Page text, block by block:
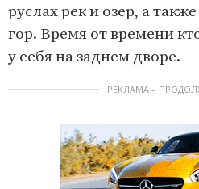
руслах рек и озер, а
гор. Время от времени
у себя на заднем дворе.
РЕКЛАМА –